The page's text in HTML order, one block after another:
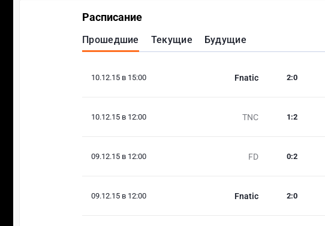
Расписание
Прошедшие Текущие Будущие
10.12.15 в 15:00 Fnatic 2:0
10.12.15 в 12:00 TNC 1 :2
09.12.15 в 12:00 FD 0:2
09.12.15 в 12:00 Fnatic 2:0